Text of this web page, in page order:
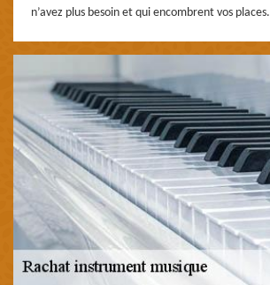
n’avez plus besoin et qui encombrent vos places.